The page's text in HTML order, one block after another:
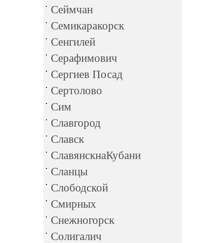
Сеймчан
Семикаракорск
Сенгилей
Серафимович
Сергиев Посад
Сертолово
Сим
Славгород
Славск
СлавянскнаКубани
Сланцы
Слободской
Смирных
Снежногорск
Солигалич